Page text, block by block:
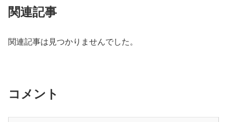
関連記事
関連記事は見つかりませんでした。
コメント